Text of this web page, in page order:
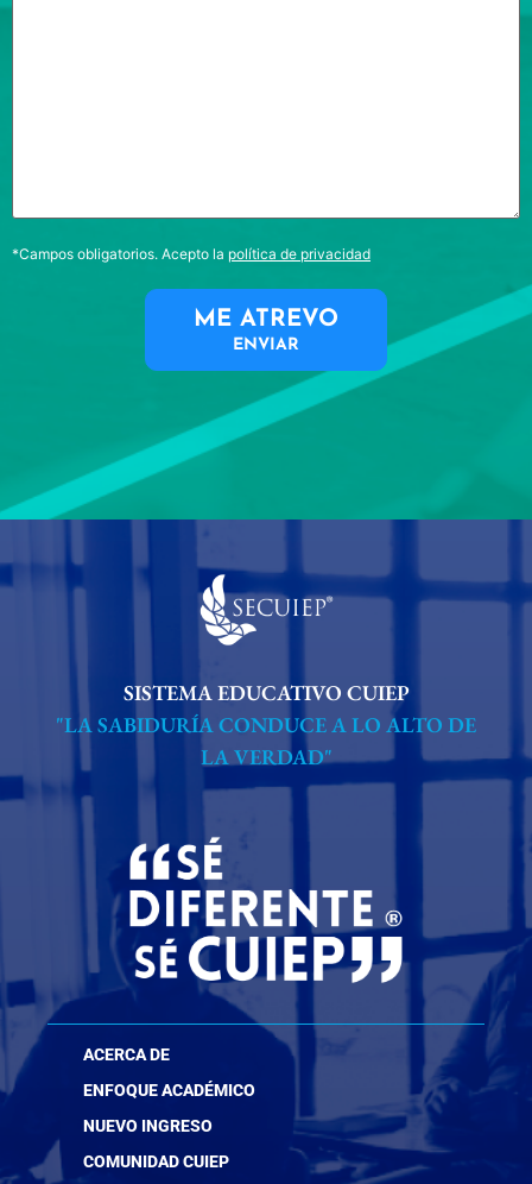
*Campos obligatorios. Acepto la política de privacidad
ME ATREVO
ENVIAR
SISTEMA EDUCATIVO CUIEP
"LA SABIDURÍA CONDUCE A LO ALTO DE
LA VERDAD"
ACERCA DE
ENFOQUE ACADÉMICO
NUEVO INGRESO
COMUNIDAD CUIEP